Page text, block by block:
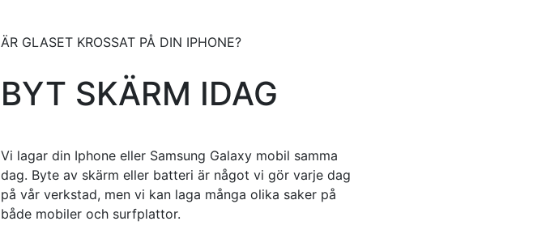
ÄR GLASET KROSSAT PÅ DIN IPHONE?
BYT SKÄRM IDAG
Vi lagar din Iphone eller Samsung Galaxy mobil samma
dag. Byte av skärm eller batteri är något vi gör varje dag
på vår verkstad, men vi kan laga många olika saker på
både mobiler och surfplattor.